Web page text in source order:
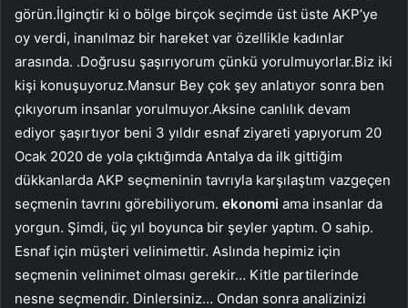
görün.İlginçtir ki o bölge birçok seçimde üst üste AKP’ye
oy verdi, inanılmaz bir hareket var özellikle kadınlar
arasında. .Doğrusu şaşırıyorum çünkü yorulmuyorlar.Biz iki
kişi konuşuyoruz.Mansur Bey çok şey anlatıyor sonra ben
çıkıyorum insanlar yorulmuyor.Aksine canlılık devam
ediyor şaşırtıyor beni 3 yıldır esnaf ziyareti yapıyorum 20
Ocak 2020 de yola çıktığımda Antalya da ilk gittiğim
dükkanlarda AKP seçmeninin tavrıyla karşılaştım vazgeçen
seçmenin tavrını görebiliyorum. ekonomi ama insanlar da
yorgun. Şimdi, üç yıl boyunca bir şeyler yaptım. O sahip.
Esnaf için müşteri velinimettir. Aslında hepimiz için
seçmenin velinimet olması gerekir… Kitle partilerinde
nesne seçmendir. Dinlersiniz… Ondan sonra analizinizi